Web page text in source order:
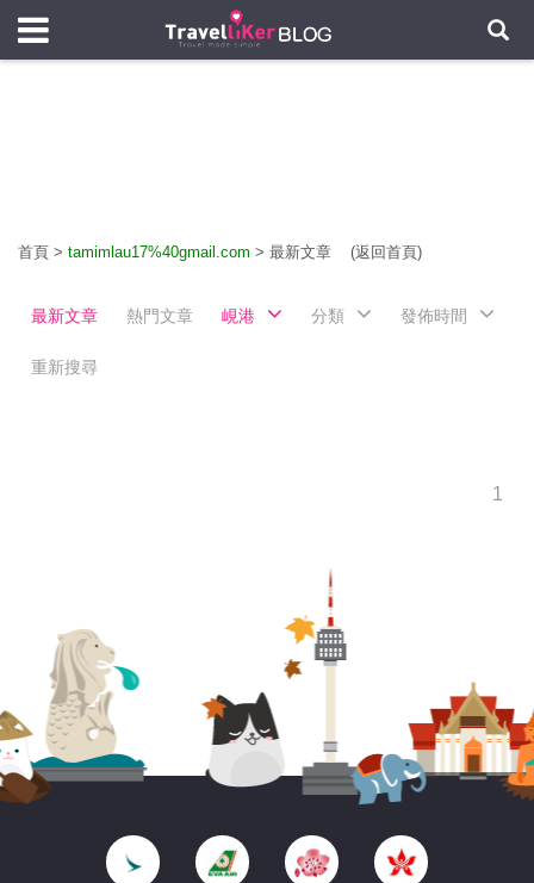
首頁 > tamimlau17%40gmail.com > 最新文章 (返回首頁)
最新文章 熱門文章 峴港 分類 發佈時間
重新搜尋
1